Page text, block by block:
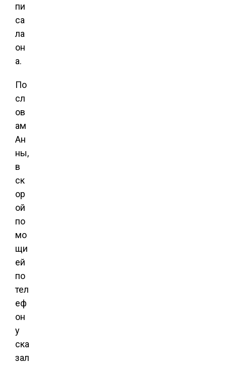
пи
са
ла
он
а.
По
сл
ов
ам
Ан
ны,
в
ск
ор
ой
по
мо
щи
ей
по
тел
еф
он
у
ска
зал